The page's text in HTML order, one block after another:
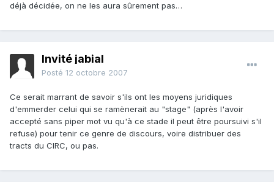
déjà décidée, on ne les aura sûrement pas…
Invité jabial
Posté 12 octobre 2007
Ce serait marrant de savoir s'ils ont les moyens juridiques
d'emmerder celui qui se ramènerait au "stage" (après l'avoir
accepté sans piper mot vu qu'à ce stade il peut être poursuivi s'il
refuse) pour tenir ce genre de discours, voire distribuer des
tracts du CIRC, ou pas.